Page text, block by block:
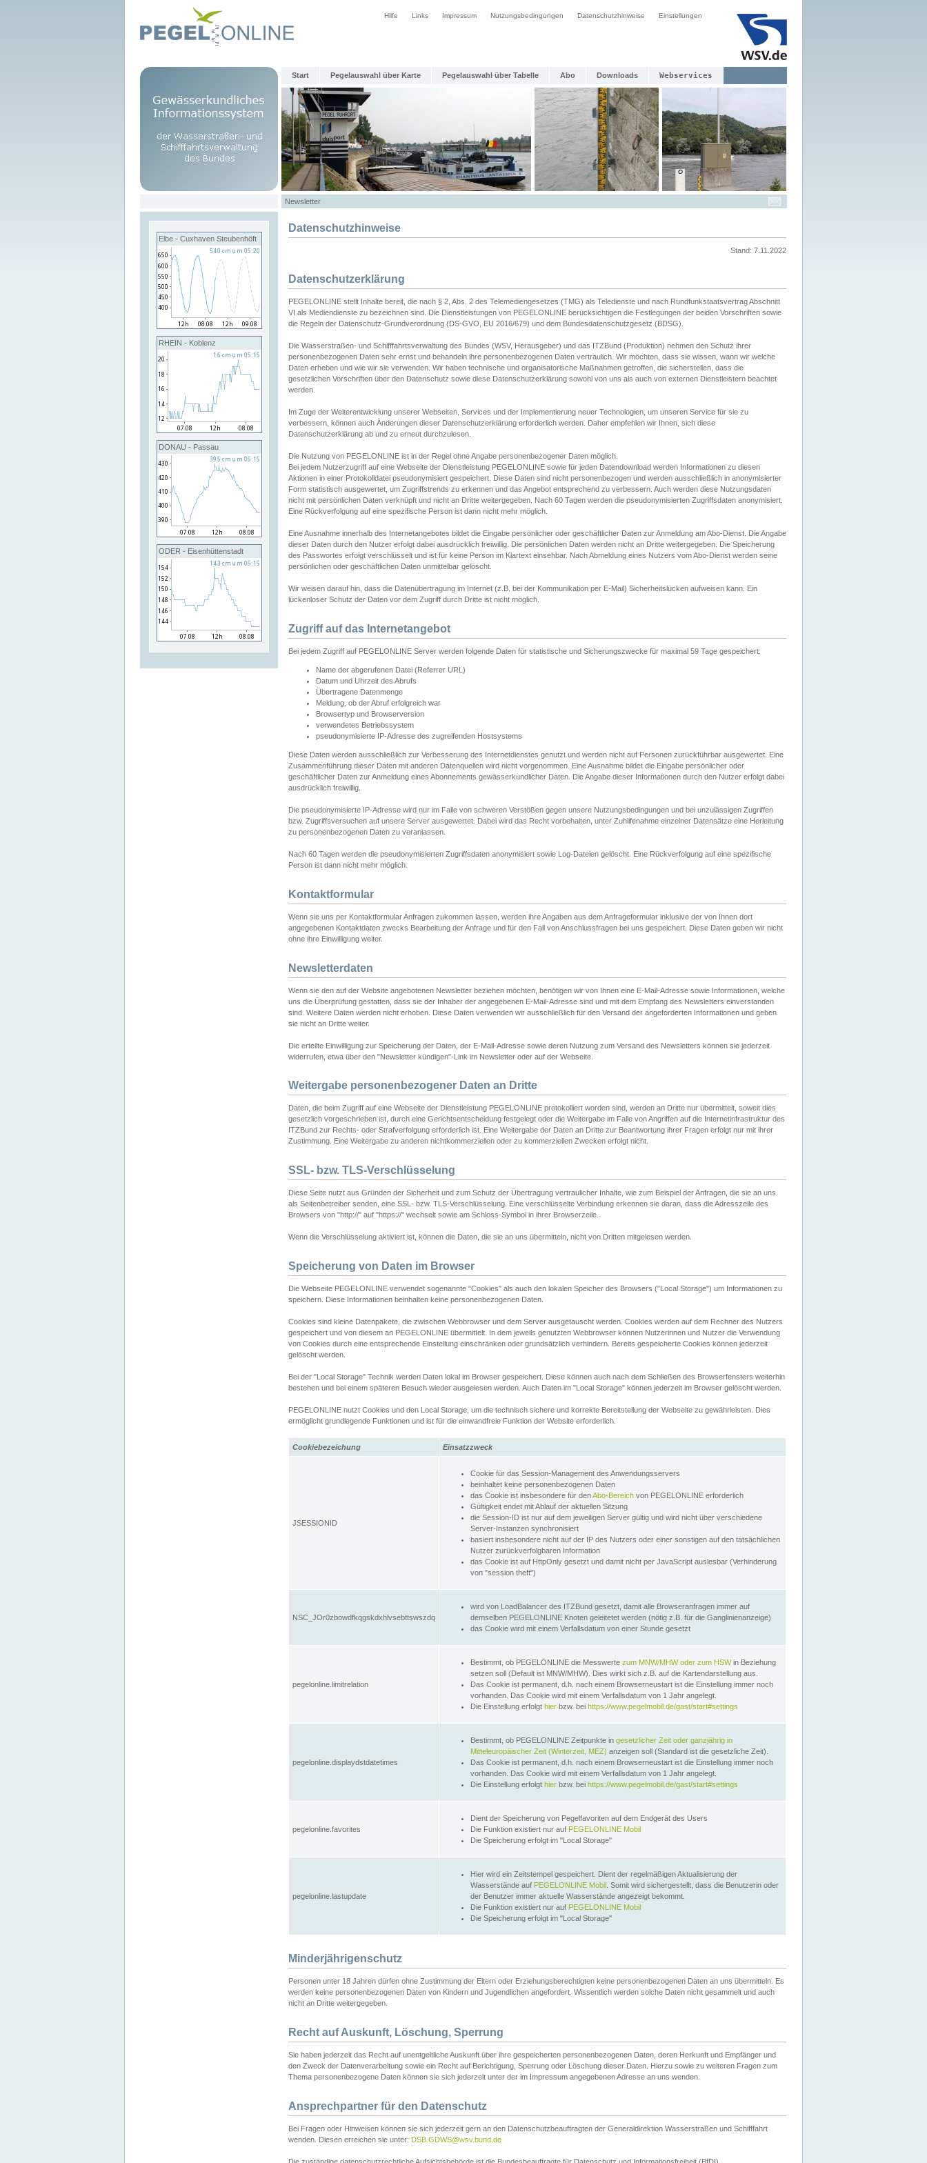
Hilfe Links Impressum Nutzungsbedingungen Datenschutzhinweise Einstellungen
Start Pegelauswahl über Karte Pegelauswahl über Tabelle Abo Downloads Webservices
Newsletter
Elbe - Cuxhaven Steubenhöft
RHEIN - Koblenz
DONAU - Passau
ODER - Eisenhüttenstadt
Datenschutzhinweise
Stand: 7.11.2022
Datenschutzerklärung
PEGELONLINE stellt Inhalte bereit, die nach § 2, Abs. 2 des Telemediengesetzes (TMG) als Teledienste und nach Rundfunkstaatsvertrag Abschnitt
VI als Mediendienste zu bezeichnen sind. Die Dienstleistungen von PEGELONLINE berücksichtigen die Festlegungen der beiden Vorschriften sowie
die Regeln der Datenschutz-Grundverordnung (DS-GVO, EU 2016/679) und dem Bundesdatenschutzgesetz (BDSG).
Die Wasserstraßen- und Schifffahrtsverwaltung des Bundes (WSV, Herausgeber) und das ITZBund (Produktion) nehmen den Schutz ihrer
personenbezogenen Daten sehr ernst und behandeln ihre personenbezogenen Daten vertraulich. Wir möchten, dass sie wissen, wann wir welche
Daten erheben und wie wir sie verwenden. Wir haben technische und organisatorische Maßnahmen getroffen, die sicherstellen, dass die
gesetzlichen Vorschriften über den Datenschutz sowie diese Datenschutzerklärung sowohl von uns als auch von externen Dienstleistern beachtet
werden.
Im Zuge der Weiterentwicklung unserer Webseiten, Services und der Implementierung neuer Technologien, um unseren Service für sie zu
verbessern, können auch Änderungen dieser Datenschutzerklärung erforderlich werden. Daher empfehlen wir Ihnen, sich diese
Datenschutzerklärung ab und zu erneut durchzulesen.
Die Nutzung von PEGELONLINE ist in der Regel ohne Angabe personenbezogener Daten möglich.
Bei jedem Nutzerzugriff auf eine Webseite der Dienstleistung PEGELONLINE sowie für jeden Datendownload werden Informationen zu diesen
Aktionen in einer Protokolldatei pseudonymisiert gespeichert. Diese Daten sind nicht personenbezogen und werden ausschließlich in anonymisierter
Form statistisch ausgewertet, um Zugriffstrends zu erkennen und das Angebot entsprechend zu verbessern. Auch werden diese Nutzungsdaten
nicht mit persönlichen Daten verknüpft und nicht an Dritte weitergegeben. Nach 60 Tagen werden die pseudonymisierten Zugriffsdaten anonymisiert.
Eine Rückverfolgung auf eine spezifische Person ist dann nicht mehr möglich.
Eine Ausnahme innerhalb des Internetangebotes bildet die Eingabe persönlicher oder geschäftlicher Daten zur Anmeldung am Abo-Dienst. Die Angabe
dieser Daten durch den Nutzer erfolgt dabei ausdrücklich freiwillig. Die persönlichen Daten werden nicht an Dritte weitergegeben. Die Speicherung
des Passwortes erfolgt verschlüsselt und ist für keine Person im Klartext einsehbar. Nach Abmeldung eines Nutzers vom Abo-Dienst werden seine
persönlichen oder geschäftlichen Daten unmittelbar gelöscht.
Wir weisen darauf hin, dass die Datenübertragung im Internet (z.B. bei der Kommunikation per E-Mail) Sicherheitslücken aufweisen kann. Ein
lückenloser Schutz der Daten vor dem Zugriff durch Dritte ist nicht möglich.
Zugriff auf das Internetangebot
Bei jedem Zugriff auf PEGELONLINE Server werden folgende Daten für statistische und Sicherungszwecke für maximal 59 Tage gespeichert:
Name der abgerufenen Datei (Referrer URL)
Datum und Uhrzeit des Abrufs
Übertragene Datenmenge
Meldung, ob der Abruf erfolgreich war
Browsertyp und Browserversion
verwendetes Betriebssystem
pseudonymisierte IP-Adresse des zugreifenden Hostsystems
Diese Daten werden ausschließlich zur Verbesserung des Internetdienstes genutzt und werden nicht auf Personen zurückführbar ausgewertet. Eine
Zusammenführung dieser Daten mit anderen Datenquellen wird nicht vorgenommen. Eine Ausnahme bildet die Eingabe persönlicher oder
geschäftlicher Daten zur Anmeldung eines Abonnements gewässerkundlicher Daten. Die Angabe dieser Informationen durch den Nutzer erfolgt dabei
ausdrücklich freiwillig.
Die pseudonymisierte IP-Adresse wird nur im Falle von schweren Verstößen gegen unsere Nutzungsbedingungen und bei unzulässigen Zugriffen
bzw. Zugriffsversuchen auf unsere Server ausgewertet. Dabei wird das Recht vorbehalten, unter Zuhilfenahme einzelner Datensätze eine Herleitung
zu personenbezogenen Daten zu veranlassen.
Nach 60 Tagen werden die pseudonymisierten Zugriffsdaten anonymisiert sowie Log-Dateien gelöscht. Eine Rückverfolgung auf eine spezifische
Person ist dann nicht mehr möglich.
Kontaktformular
Wenn sie uns per Kontaktformular Anfragen zukommen lassen, werden ihre Angaben aus dem Anfrageformular inklusive der von Ihnen dort
angegebenen Kontaktdaten zwecks Bearbeitung der Anfrage und für den Fall von Anschlussfragen bei uns gespeichert. Diese Daten geben wir nicht
ohne ihre Einwilligung weiter.
Newsletterdaten
Wenn sie den auf der Website angebotenen Newsletter beziehen möchten, benötigen wir von Ihnen eine E-Mail-Adresse sowie Informationen, welche
uns die Überprüfung gestatten, dass sie der Inhaber der angegebenen E-Mail-Adresse sind und mit dem Empfang des Newsletters einverstanden
sind. Weitere Daten werden nicht erhoben. Diese Daten verwenden wir ausschließlich für den Versand der angeforderten Informationen und geben
sie nicht an Dritte weiter.
Die erteilte Einwilligung zur Speicherung der Daten, der E-Mail-Adresse sowie deren Nutzung zum Versand des Newsletters können sie jederzeit
widerrufen, etwa über den "Newsletter kündigen"-Link im Newsletter oder auf der Webseite.
Weitergabe personenbezogener Daten an Dritte
Daten, die beim Zugriff auf eine Webseite der Dienstleistung PEGELONLINE protokolliert worden sind, werden an Dritte nur übermittelt, soweit dies
gesetzlich vorgeschrieben ist, durch eine Gerichtsentscheidung festgelegt oder die Weitergabe im Falle von Angriffen auf die Internetinfrastruktur des
ITZBund zur Rechts- oder Strafverfolgung erforderlich ist. Eine Weitergabe der Daten an Dritte zur Beantwortung ihrer Fragen erfolgt nur mit ihrer
Zustimmung. Eine Weitergabe zu anderen nichtkommerziellen oder zu kommerziellen Zwecken erfolgt nicht.
SSL- bzw. TLS-Verschlüsselung
Diese Seite nutzt aus Gründen der Sicherheit und zum Schutz der Übertragung vertraulicher Inhalte, wie zum Beispiel der Anfragen, die sie an uns
als Seitenbetreiber senden, eine SSL- bzw. TLS-Verschlüsselung. Eine verschlüsselte Verbindung erkennen sie daran, dass die Adresszeile des
Browsers von "http://" auf "https://" wechselt sowie am Schloss-Symbol in ihrer Browserzeile.
Wenn die Verschlüsselung aktiviert ist, können die Daten, die sie an uns übermitteln, nicht von Dritten mitgelesen werden.
Speicherung von Daten im Browser
Die Webseite PEGELONLINE verwendet sogenannte "Cookies" als auch den lokalen Speicher des Browsers ("Local Storage") um Informationen zu
speichern. Diese Informationen beinhalten keine personenbezogenen Daten.
Cookies sind kleine Datenpakete, die zwischen Webbrowser und dem Server ausgetauscht werden. Cookies werden auf dem Rechner des Nutzers
gespeichert und von diesem an PEGELONLINE übermittelt. In dem jeweils genutzten Webbrowser können Nutzerinnen und Nutzer die Verwendung
von Cookies durch eine entsprechende Einstellung einschränken oder grundsätzlich verhindern. Bereits gespeicherte Cookies können jederzeit
gelöscht werden.
Bei der "Local Storage" Technik werden Daten lokal im Browser gespeichert. Diese können auch nach dem Schließen des Browserfensters weiterhin
bestehen und bei einem späteren Besuch wieder ausgelesen werden. Auch Daten im "Local Storage" können jederzeit im Browser gelöscht werden.
PEGELONLINE nutzt Cookies und den Local Storage, um die technisch sichere und korrekte Bereitstellung der Webseite zu gewährleisten. Dies
ermöglicht grundlegende Funktionen und ist für die einwandfreie Funktion der Website erforderlich.
Cookiebezeichung Einsatzzweck
JSESSIONID
Cookie für das Session-Management des Anwendungsservers
beinhaltet keine personenbezogenen Daten
das Cookie ist insbesondere für denAbo-Bereich von PEGELONLINE erforderlich
Gültigkeit endet mit Ablauf der aktuellen Sitzung
die Session-ID ist nur auf dem jeweiligen Server gültig und wird nicht über verschiedene
Server-Instanzen synchronisiert
basiert insbesondere nicht auf der IP des Nutzers oder einer sonstigen auf den tatsächlichen
Nutzer zurückverfolgbaren Information
das Cookie ist auf HttpOnly gesetzt und damit nicht per JavaScript auslesbar (Verhinderung
von "session theft")
NSC_JOr0zbowdfkqgskdxhlvsebttswszdq
wird von LoadBalancer des ITZBund gesetzt, damit alle Browseranfragen immer auf
demselben PEGELONLINE Knoten geleitetet werden (nötig z.B. für die Ganglinienanzeige)
das Cookie wird mit einem Verfallsdatum von einer Stunde gesetzt
pegelonline.limitrelation
Bestimmt, ob PEGELONLINE die Messwerte zum MNW/MHW oder zum HSWin Beziehung
setzen soll (Default ist MNW/MHW). Dies wirkt sich z.B. auf die Kartendarstellung aus.
Das Cookie ist permanent, d.h. nach einem Browserneustart ist die Einstellung immer noch
vorhanden. Das Cookie wird mit einem Verfallsdatum von 1 Jahr angelegt.
Die Einstellung erfolgt hier bzw. bei https://www.pegelmobil.de/gast/start#settings
pegelonline.displaydstdatetimes
Bestimmt, ob PEGELONLINE Zeitpunkte in gesetzlicher Zeit oder ganzjährig in
Mitteleuropäischer Zeit (Winterzeit, MEZ) anzeigen soll (Standard ist die gesetzliche Zeit).
Das Cookie ist permanent, d.h. nach einem Browserneustart ist die Einstellung immer noch
vorhanden. Das Cookie wird mit einem Verfallsdatum von 1 Jahr angelegt.
Die Einstellung erfolgt hier bzw. bei https://www.pegelmobil.de/gast/start#settings
pegelonline.favorites
Dient der Speicherung von Pegelfavoriten auf dem Endgerät des Users
Die Funktion existiert nur auf PEGELONLINE Mobil
Die Speicherung erfolgt im "Local Storage"
pegelonline.lastupdate
Hier wird ein Zeitstempel gespeichert. Dient der regelmäßigen Aktualisierung der
Wasserstände auf PEGELONLINE Mobil . Somit wird sichergestellt, dass die Benutzerin oder
der Benutzer immer aktuelle Wasserstände angezeigt bekommt.
Die Funktion existiert nur auf PEGELONLINE Mobil
Die Speicherung erfolgt im "Local Storage"
Minderjährigenschutz
Personen unter 18 Jahren dürfen ohne Zustimmung der Eltern oder Erziehungsberechtigten keine personenbezogenen Daten an uns übermitteln. Es
werden keine personenbezogenen Daten von Kindern und Jugendlichen angefordert. Wissentlich werden solche Daten nicht gesammelt und auch
nicht an Dritte weitergegeben.
Recht auf Auskunft, Löschung, Sperrung
Sie haben jederzeit das Recht auf unentgeltliche Auskunft über ihre gespeicherten personenbezogenen Daten, deren Herkunft und Empfänger und
den Zweck der Datenverarbeitung sowie ein Recht auf Berichtigung, Sperrung oder Löschung dieser Daten. Hierzu sowie zu weiteren Fragen zum
Thema personenbezogene Daten können sie sich jederzeit unter der im Impressum angegebenen Adresse an uns wenden.
Ansprechpartner für den Datenschutz
Bei Fragen oder Hinweisen können sie sich jederzeit gern an den Datenschutzbeauftragten der Generaldirektion Wasserstraßen und Schifffahrt
wenden. Diesen erreichen sie unter: DSB.GDWS@wsv.bund.de